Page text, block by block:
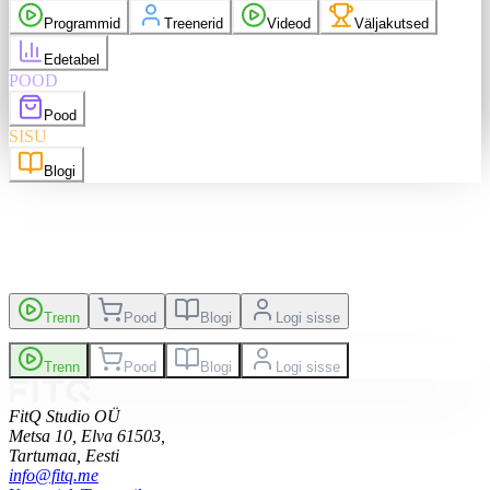
Programmid Treenerid Videod Väljakutsed
Edetabel
POOD
Pood
SISU
Blogi
Logi välja
EN
Edetabel
Trenn Pood Blogi Logi sisse
Trenn Pood Blogi Logi sisse
FitQ Studio OÜ
Metsa 10, Elva 61503,
Tartumaa, Eesti
info@fitq.me